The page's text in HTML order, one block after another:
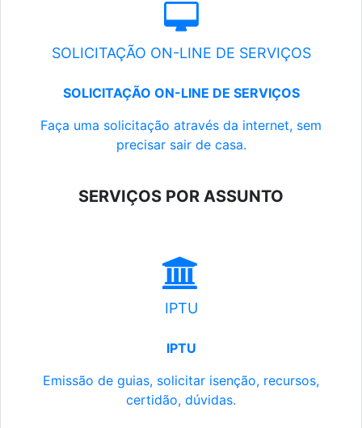
SOLICITAÇÃO ON-LINE DE SERVIÇOS
SOLICITAÇÃO ON-LINE DE SERVIÇOS
Faça uma solicitação através da internet, sem
precisar sair de casa.
SERVIÇOS POR ASSUNTO
IPTU
IPTU
Emissão de guias, solicitar isenção, recursos,
certidão, dúvidas.